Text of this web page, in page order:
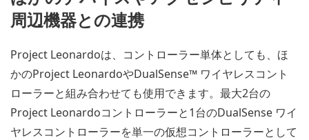
周辺機器との連携
Project Leonardoは、コントローラー単体としても、ほ
かのProject LeonardoやDualSense™ ワイヤレスコント
ローラーと組み合わせても使用できます。最大2台の
Project Leonardoコントローラーと1台のDualSense ワイ
ヤレスコントローラーを単一の仮想コントローラーとして